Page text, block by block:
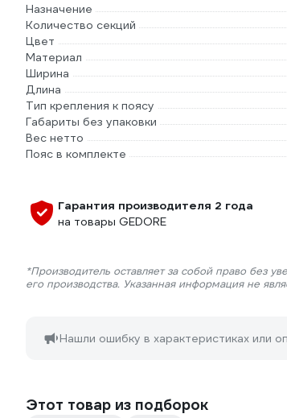
Назначение
Количество секций
Цвет
Материал
Ширина
Длина
Тип крепления к поясу
Габариты без упаковки
Вес нетто
Пояс в комплекте
Гарантия производителя 2 года
на товары GEDORE
*Производитель оставляет за собой право без
его производства. Указанная информация не
Нашли ошибку в характеристиках или
Этот товар из подборок